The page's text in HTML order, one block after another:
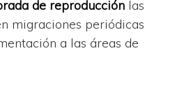
de reproducción las
migraciones periódicas
a las áreas de